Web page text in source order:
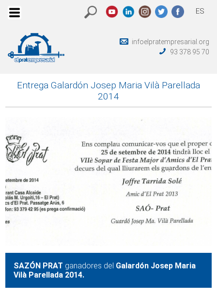
ES
infoelpratempresarial.org
93 378 95 70
Entrega Galardón Josep Maria Vilà Parellada
2014
SAZÓN PRAT ganadores del Galardón Josep Maria
Vilà Parellada 2014.